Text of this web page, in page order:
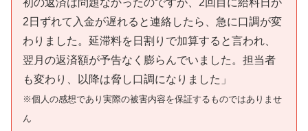
2日ずれて入金が遅れると連絡したら、急に口調が変
わりました。延滞料を日割りで加算すると言われ、
翌月の返済額が予告なく膨らんでいました。担当者
も変わり、以降は脅し口調になりました」
※個人の感想であり実際の被害内容を保証するものではありませ
ん